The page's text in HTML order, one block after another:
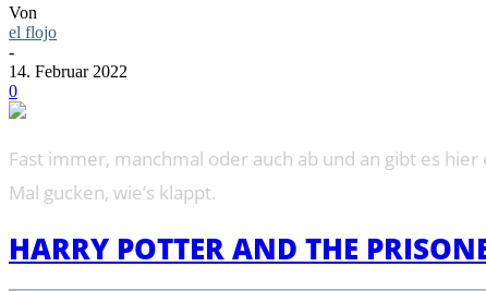
Von
el flojo
-
14. Februar 2022
0
Fast immer, manchmal oder auch ab und an gibt es
Mal gucken, wie’s klappt.
HARRY POTTER AND THE